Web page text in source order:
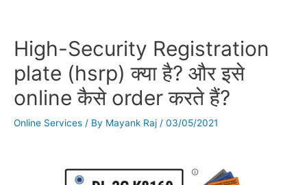
High-Security Registration
plate (hsrp) क्या है? और इसे
online कैसे order करते हैं?
Online Services / By Mayank Raj / 03/05/2021